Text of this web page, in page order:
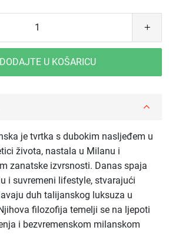
DODAJTE U KOŠARICU
je tvrtka s dubokim nasljeđem u
života, nastala u Milanu i
zanatske izvrsnosti. Danas spaja
i suvremeni lifestyle, stvarajući
duh talijanskog luksuza u
filozofija temelji se na ljepoti
i bezvremenskom milanskom